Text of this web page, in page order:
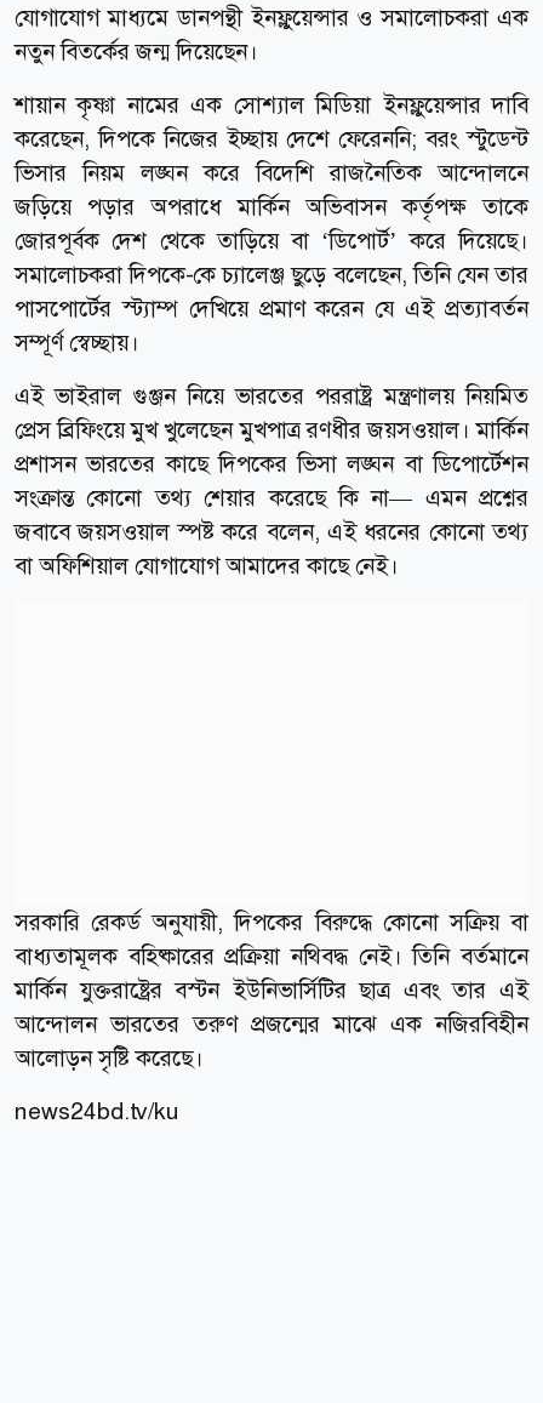
যোগাযোগ মাধ্যমে ডানপন্থী ইনফ্লুয়েন্সার ও সমালোচকরা এক
নতুন বিতর্কের জন্ম দিয়েছেন।
শায়ান কৃষ্ণা নামের এক সোশ্যাল মিডিয়া ইনফ্লুয়েন্সার দাবি
করেছেন, দিপকে নিজের ইচ্ছায় দেশে ফেরেননি; বরং স্টুডেন্ট
ভিসার নিয়ম লঙ্ঘন করে বিদেশি রাজনৈতিক আন্দোলনে
জড়িয়ে পড়ার অপরাধে মার্কিন অভিবাসন কর্তৃপক্ষ তাকে
জোরপূর্বক দেশ থেকে তাড়িয়ে বা ‘ডিপোর্ট’ করে দিয়েছে।
সমালোচকরা দিপকে-কে চ্যালেঞ্জ ছুড়ে বলেছেন, তিনি যেন তার
পাসপোর্টের স্ট্যাম্প দেখিয়ে প্রমাণ করেন যে এই প্রত্যাবর্তন
সম্পূর্ণ স্বেচ্ছায়।
এই ভাইরাল গুঞ্জন নিয়ে ভারতের পররাষ্ট্র মন্ত্রণালয় নিয়মিত
প্রেস ব্রিফিংয়ে মুখ খুলেছেন মুখপাত্র রণধীর জয়সওয়াল। মার্কিন
প্রশাসন ভারতের কাছে দিপকের ভিসা লঙ্ঘন বা ডিপোর্টেশন
সংক্রান্ত কোনো তথ্য শেয়ার করেছে কি না— এমন প্রশ্নের
জবাবে জয়সওয়াল স্পষ্ট করে বলেন, এই ধরনের কোনো তথ্য
বা অফিশিয়াল যোগাযোগ আমাদের কাছে নেই।
সরকারি রেকর্ড অনুযায়ী, দিপকের বিরুদ্ধে কোনো সক্রিয় বা
বাধ্যতামূলক বহিষ্কারের প্রক্রিয়া নথিবদ্ধ নেই। তিনি বর্তমানে
মার্কিন যুক্তরাষ্ট্রের বস্টন ইউনিভার্সিটির ছাত্র এবং তার এই
আন্দোলন ভারতের তরুণ প্রজন্মের মাঝে এক নজিরবিহীন
আলোড়ন সৃষ্টি করেছে।
news24bd.tv/ku